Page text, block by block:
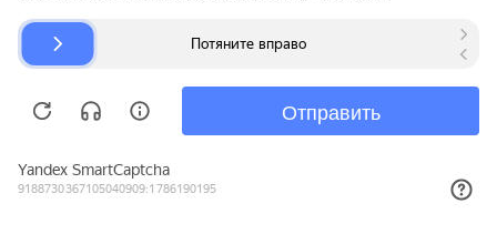
© bibinet.ru - система поиска запчастей,
Copyright 2010-2026 Все права защищены